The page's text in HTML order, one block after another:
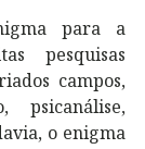
para a
pesquisas
campos,
psicanálise,
o enigma